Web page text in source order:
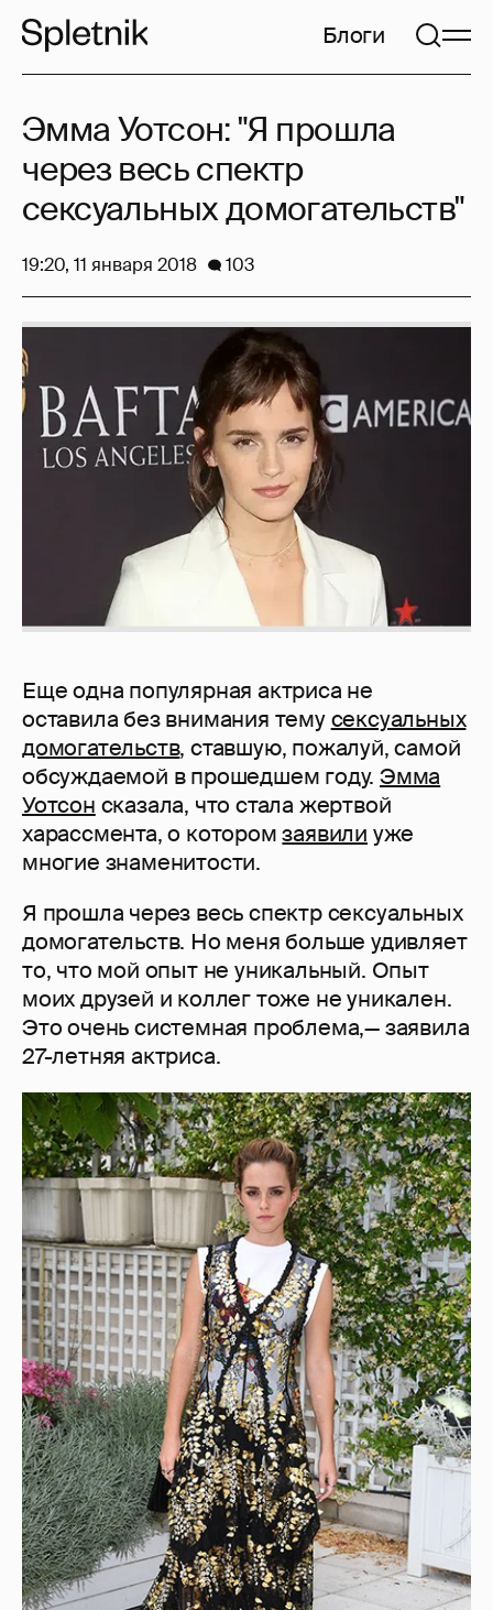
Блоги
Еще одна популярная актриса не
оставила без внимания темусексуальных
домогательств, ставшую, пожалуй, самой
обсуждаемой в прошедшем году. Эмма
Уотсон сказала, что стала жертвой
харассмента, о которомзаявили уже
многие знаменитости.
Я прошла через весь спектр сексуальных
домогательств. Но меня больше удивляет
то, что мой опыт не уникальный. Опыт
моих друзей и коллег тоже не уникален.
Это очень системная проблема,— заявила
27-летняя актриса.
Эмма Уотсон: "Я прошла
через весь спектр
сексуальных домогательств"
19:20, 11 января 2018 103